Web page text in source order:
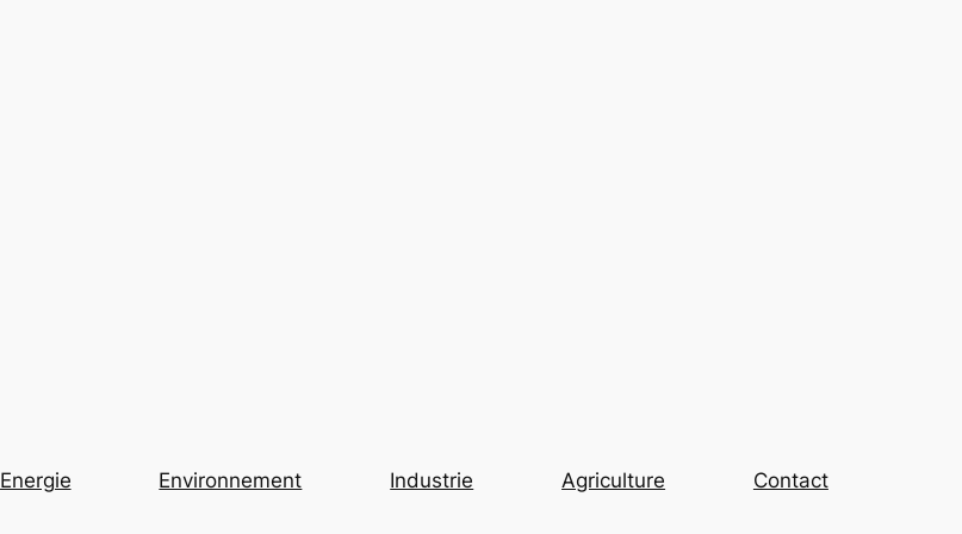
Energie Environnement Industrie Agriculture Contact